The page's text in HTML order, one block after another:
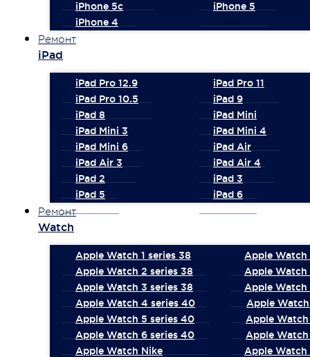
iPhone 5c
iPhone 5
iPhone 4
Ремонт
iPad
iPad Pro 12.9
iPad Pro 11
iPad Pro 10.5
iPad 9
iPad 8
iPad Mini
iPad Mini 3
iPad Mini 4
iPad Mini 6
iPad Air
iPad Air 3
iPad Air 4
iPad 2
iPad 3
iPad 5
iPad 6
Ремонт
Watch
Apple Watch 1 series 38
Apple Watch
Apple Watch 2 series 38
Apple Watch
Apple Watch 3 series 38
Apple Watch
Apple Watch 4 series 40
Apple
Apple Watch 5 series 40
Apple
Apple Watch 6 series 40
Apple
Apple Watch Nike
Apple Watch